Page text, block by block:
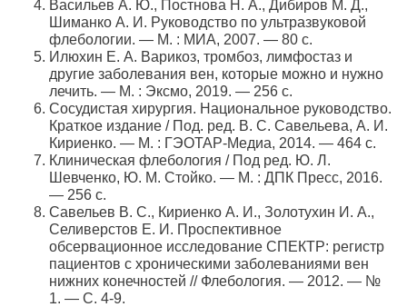
Васильев А. Ю., Постнова Н. А., Дибиров М. Д.,
Шиманко А. И. Руководство по ультразвуковой
флебологии. — М. : МИА, 2007. — 80 с.
Илюхин Е. А. Варикоз, тромбоз, лимфостаз и
другие заболевания вен, которые можно и нужно
лечить. — М. : Эксмо, 2019. — 256 с.
Сосудистая хирургия. Национальное руководство.
Краткое издание / Под. ред. В. С. Савельева, А. И.
Кириенко. — М. : ГЭОТАР-Медиа, 2014. — 464 с.
Клиническая флебология / Под ред. Ю. Л.
Шевченко, Ю. М. Стойко. — М. : ДПК Пресс, 2016.
— 256 с.
Савельев В. С., Кириенко А. И., Золотухин И. А.,
Селиверстов Е. И. Проспективное
обсервационное исследование СПЕКТР: регистр
пациентов с хроническими заболеваниями вен
нижних конечностей // Флебология. — 2012. — №
1. — С. 4-9.